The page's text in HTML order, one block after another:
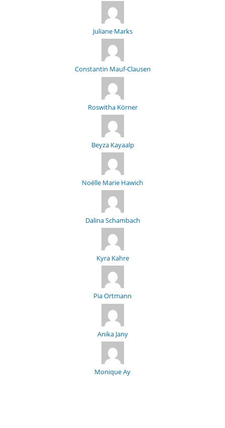
Juliane Marks
Constantin Mauf-Clausen
Roswitha Körner
Beyza Kayaalp
Noélle Marie Hawich
Dalina Schambach
Kyra Kahre
Pia Ortmann
Anika Jany
Monique Ay